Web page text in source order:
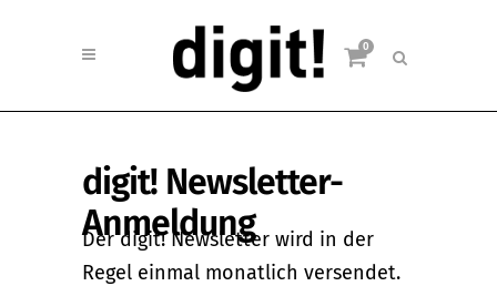
0
digit! Newsletter-
Anmeldung
Der digit! Newsletter wird in der
Regel einmal monatlich versendet.